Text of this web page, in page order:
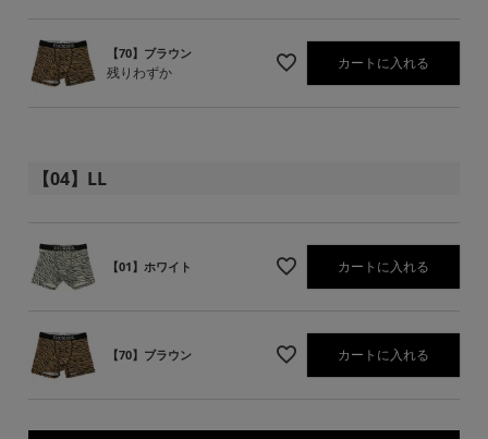
【70】ブラウン
残りわずか
カートに入れる
【04】LL
【01】ホワイト カートに入れる
【70】ブラウン カートに入れる